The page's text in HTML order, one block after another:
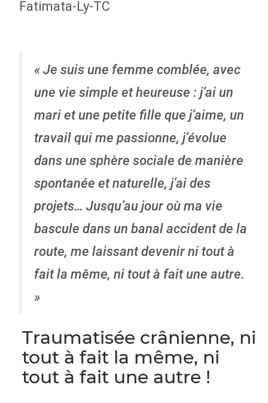
« Je suis une femme comblée, avec
une vie simple et heureuse : j’ai un
mari et une petite fille que j’aime, un
travail qui me passionne, j’évolue
dans une sphère sociale de manière
spontanée et naturelle, j’ai des
projets… Jusqu’au jour où ma vie
bascule dans un banal accident de la
route, me laissant devenir ni tout à
fait la même, ni tout à fait une autre.
»
Traumatisée crânienne, ni
tout à fait la même, ni
tout à fait une autre !